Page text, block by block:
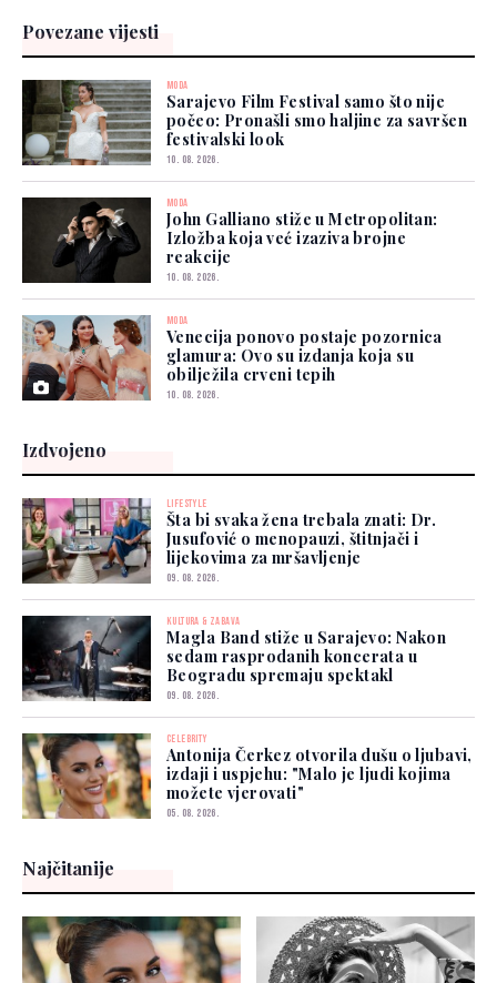
Povezane vijesti
MODA
Sarajevo Film Festival samo što nije
počeo: Pronašli smo haljine za savršen
festivalski look
10. 08. 2026.
MODA
John Galliano stiže u Metropolitan:
Izložba koja već izaziva brojne
reakcije
10. 08. 2026.
MODA
Venecija ponovo postaje pozornica
glamura: Ovo su izdanja koja su
obilježila crveni tepih
10. 08. 2026.
Izdvojeno
LIFESTYLE
Šta bi svaka žena trebala znati: Dr.
Jusufović o menopauzi, štitnjači i
lijekovima za mršavljenje
09. 08. 2026.
KULTURA & ZABAVA
Magla Band stiže u Sarajevo: Nakon
sedam rasprodanih koncerata u
Beogradu spremaju spektakl
09. 08. 2026.
CELEBRITY
Antonija Čerkez otvorila dušu o ljubavi,
izdaji i uspjehu: "Malo je ljudi kojima
možete vjerovati"
05. 08. 2026.
Najčitanije